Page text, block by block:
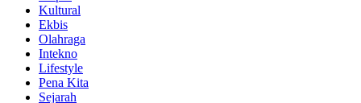
Kultural
Ekbis
Olahraga
Intekno
Lifestyle
Pena Kita
Sejarah